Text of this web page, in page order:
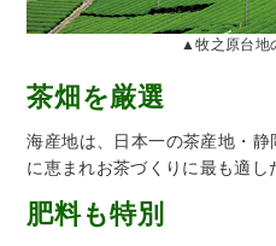
▲牧之原台地
茶畑を厳選
海産地は、日本一の茶産地・
に恵まれお茶づくりに最も適し
肥料も特別